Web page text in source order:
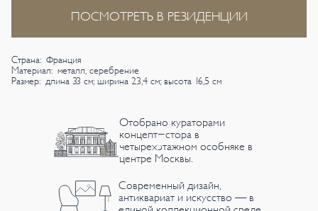
ПОСМОТРЕТЬ В РЕЗИДЕНЦИИ
Страна: Франция
Материал: металл, серебрение
Размер: длина 33 см; ширина 23,4 см; высота 16,5 см
Отобрано кураторами
концепт-стора в
четырехэтажном особняке в
центре Москвы.
Современный дизайн,
антиквариат и искусство — в